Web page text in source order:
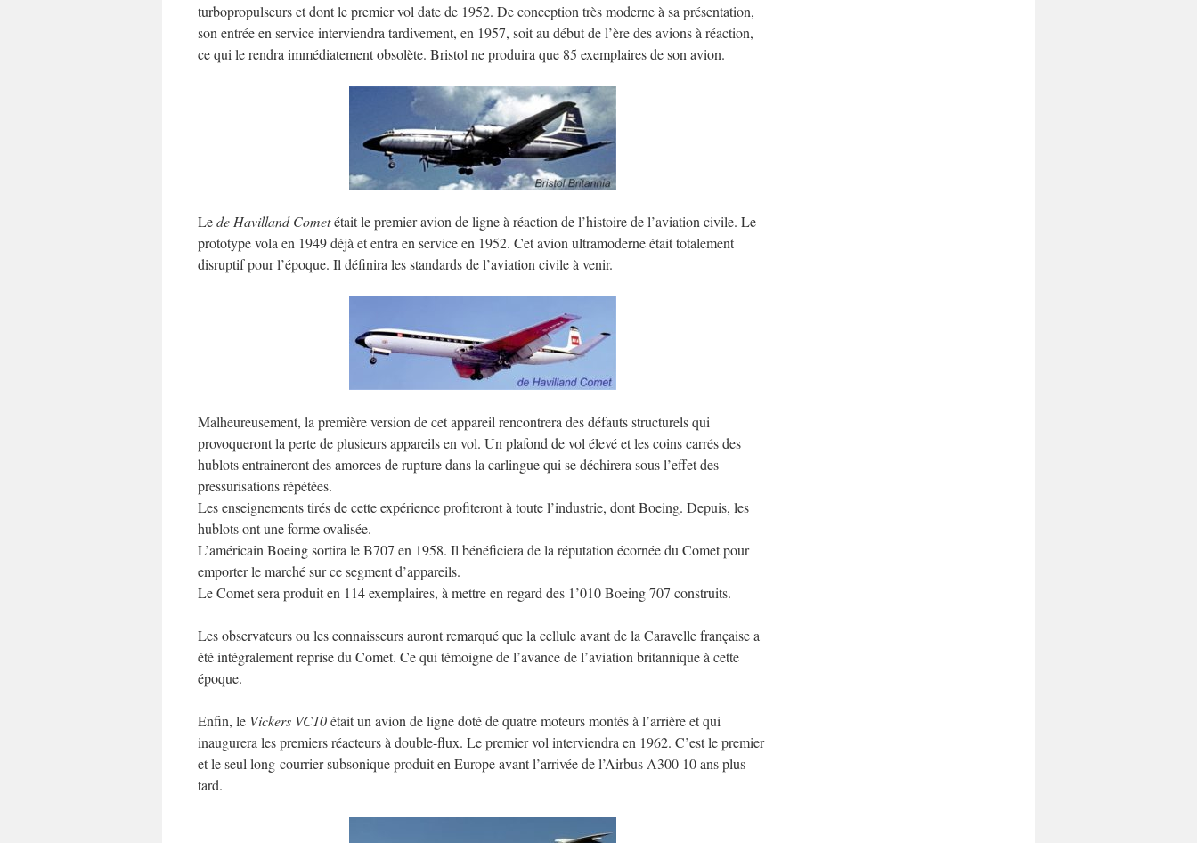
turbopropulseurs et dont le premier vol date de 1952. De conception très moderne à sa présentation,
son entrée en service interviendra tardivement, en 1957, soit au début de l’ère des avions à réaction,
ce qui le rendra immédiatement obsolète. Bristol ne produira que 85 exemplaires de son avion.
Lede Havilland Cometétait le premier avion de ligne à réaction de l’histoire de l’aviation civile. Le
prototype vola en 1949 déjà et entra en service en 1952. Cet avion ultramoderne était totalement
disruptif pour l’époque. Il définira les standards de l’aviation civile à venir.
Malheureusement, la première version de cet appareil rencontrera des défauts structurels qui
provoqueront la perte de plusieurs appareils en vol. Un plafond de vol élevé et les coins carrés des
hublots entraineront des amorces de rupture dans la carlingue qui se déchirera sous l’effet des
pressurisations répétées.
Les enseignements tirés de cette expérience profiteront à toute l’industrie, dont Boeing. Depuis, les
hublots ont une forme ovalisée.
L’américain Boeing sortira le B707 en 1958. Il bénéficiera de la réputation écornée du Comet pour
emporter le marché sur ce segment d’appareils.
Le Comet sera produit en 114 exemplaires, à mettre en regard des 1’010 Boeing 707 construits.
Les observateurs ou les connaisseurs auront remarqué que la cellule avant de la Caravelle française a
été intégralement reprise du Comet. Ce qui témoigne de l’avance de l’aviation britannique à cette
époque.
Enfin, le Vickers VC10était un avion de ligne doté de quatre moteurs montés à l’arrière et qui
inaugurera les premiers réacteurs à double-flux. Le premier vol interviendra en 1962. C’est le premier
et le seul long-courrier subsonique produit en Europe avant l’arrivée de l’Airbus A300 10 ans plus
tard.